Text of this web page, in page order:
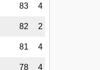
83 4
82 2
81 4
78 4